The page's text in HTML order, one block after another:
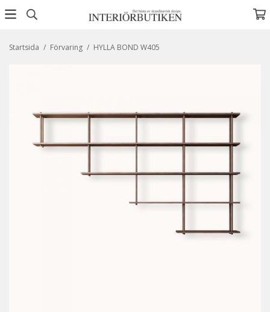
Startsida / Förvaring / HYLLA BOND W405